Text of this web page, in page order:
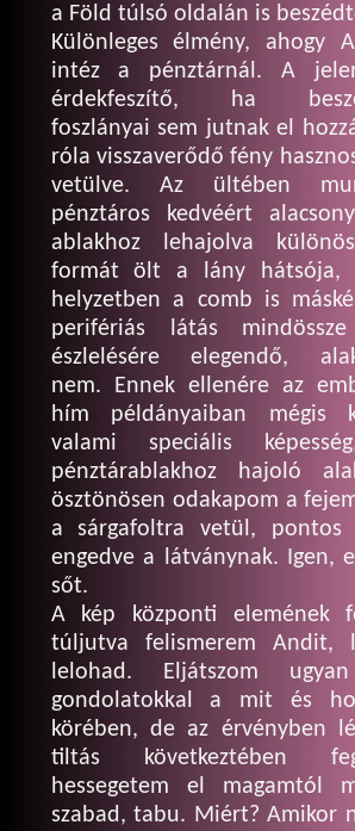
a Föld túlsó oldalán is
Különleges élmény, ahogy
intéz a pénztárnál. A
érdekfeszítő, ha
foszlányai sem jutnak el
róla visszaverődő fény
vetülve. Az ültében
pénztáros kedvéért
ablakhoz lehajolva
formát ölt a lány hátsója,
helyzetben a comb is
perifériás látás
észlelésére elegendő,
nem. Ennek ellenére az
hím példányaiban mégis
valami speciális
pénztárablakhoz hajoló
ösztönösen odakapom a
a sárgafoltra vetül, pontos
engedve a látványnak. Igen,
sőt.
A kép központi elemének
túljutva felismerem Andit,
lelohad. Eljátszom
gondolatokkal a mit és
körében, de az érvényben
tiltás következtében
hessegetem el magamtól
szabad, tabu. Miért? Amikor